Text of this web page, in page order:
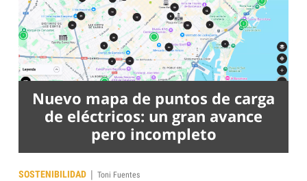
Nuevo mapa de puntos de carga
de eléctricos: un gran avance
pero incompleto
SOSTENIBILIDAD | Toni Fuentes